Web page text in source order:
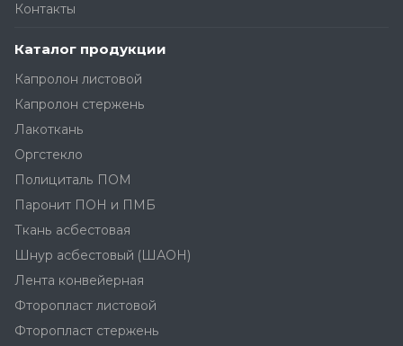
Контакты
Каталог продукции
Капролон листовой
Капролон стержень
Лакоткань
Оргстекло
Полициталь ПОМ
Паронит ПОН и ПМБ
Ткань асбестовая
Шнур асбестовый (ШАОН)
Лента конвейерная
Фторопласт листовой
Фторопласт стержень